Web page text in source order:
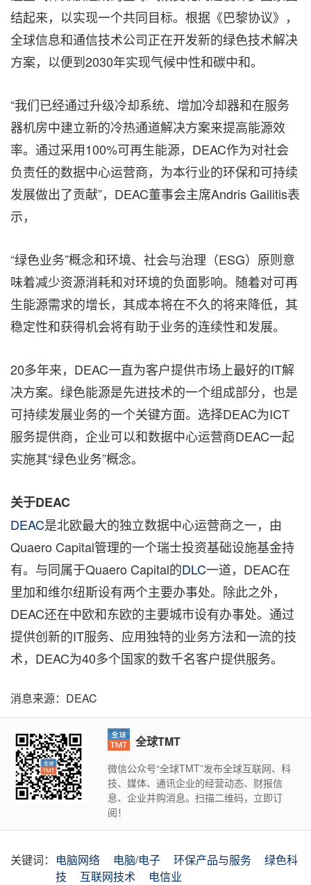
结起来，以实现一个共同目标。根据《巴黎协议》，
全球信息和通信技术公司正在开发新的绿色技术解决
方案，以便到2030年实现气候中性和碳中和。
“我们已经通过升级冷却系统、增加冷却器和在服务
器机房中建立新的冷热通道解决方案来提高能源效
率。通过采用100%可再生能源，DEAC作为对社会
负责任的数据中心运营商，为本行业的环保和可持续
发展做出了贡献”，DEAC董事会主席Andris Gailitis表
示，
“绿色业务”概念和环境、社会与治理（ESG）原则意
味着减少资源消耗和对环境的负面影响。随着对可再
生能源需求的增长，其成本将在不久的将来降低，其
稳定性和获得机会将有助于业务的连续性和发展。
20多年来，DEAC一直为客户提供市场上最好的IT解
决方案。绿色能源是先进技术的一个组成部分，也是
可持续发展业务的一个关键方面。选择DEAC为ICT
服务提供商，企业可以和数据中心运营商DEAC一起
实施其“绿色业务”概念。
关于DEAC
DEAC是北欧最大的独立数据中心运营商之一，由
Quaero Capital管理的一个瑞士投资基础设施基金持
有。与同属于Quaero Capital的DLC一道，DEAC在
里加和维尔纽斯设有两个主要办事处。除此之外，
DEAC还在中欧和东欧的主要城市设有办事处。通过
提供创新的IT服务、应用独特的业务方法和一流的技
术，DEAC为40多个国家的数千名客户提供服务。
消息来源：DEAC
全球TMT
微信公众号“全球TMT”发布全球互联网、科
技、媒体、通讯企业的经营动态、财报信
息、企业并购消息。扫描二维码，立即订
阅！
关键词： 电脑网络 电脑/电子 环保产品与服务
绿色科
技
互联网技术
电信业